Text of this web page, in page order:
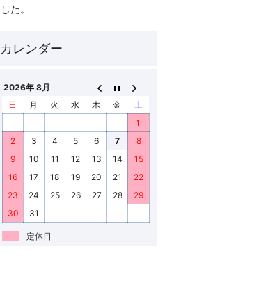
した。
2026年 8月
日
月 火 水 木 金
土
1
2
3 4 5 6 7
8
9
10 11 12 13 14
15
16
17 18 19 20 21
22
23
24 25 26 27 28
29
30
31
定休日